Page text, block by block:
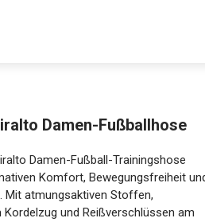
Damen-Fußballhose
Damen-Fußball-Trainingshose
Komfort, Bewegungsfreiheit und
Mit atmungsaktiven Stoffen,
und Reißverschlüssen am